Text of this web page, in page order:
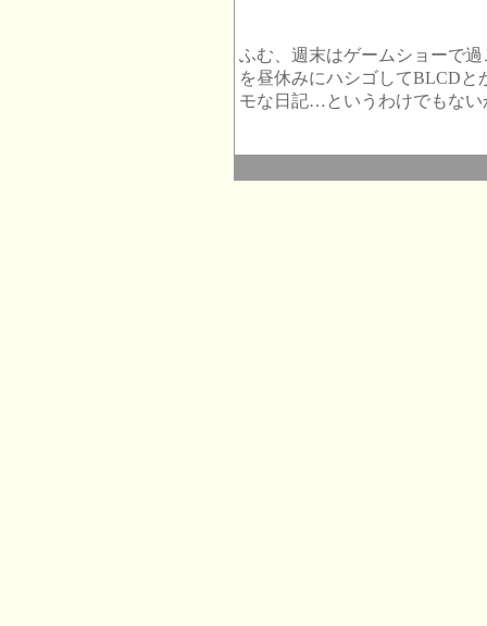
ふむ、週末はゲームショーで
を昼休みにハシゴしてBLCD
モな日記…というわけでもない